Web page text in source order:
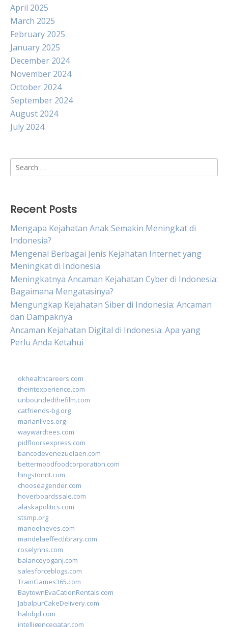
April 2025
March 2025
February 2025
January 2025
December 2024
November 2024
October 2024
September 2024
August 2024
July 2024
Search
for:
Recent Posts
Mengapa Kejahatan Anak Semakin Meningkat di
Indonesia?
Mengenal Berbagai Jenis Kejahatan Internet yang
Meningkat di Indonesia
Meningkatnya Ancaman Kejahatan Cyber di Indonesia:
Bagaimana Mengatasinya?
Mengungkap Kejahatan Siber di Indonesia: Ancaman
dan Dampaknya
Ancaman Kejahatan Digital di Indonesia: Apa yang
Perlu Anda Ketahui
okhealthcareers.com
theintexperience.com
unboundedthefilm.com
catfriends-bg.org
marianlives.org
waywardtees.com
pidfloorsexpress.com
bancodevenezuelaen.com
bettermoodfoodcorporation.com
hingstonnt.com
chooseagender.com
hoverboardssale.com
alaskapolitics.com
stsmp.org
manoelneves.com
mandelaeffectlibrary.com
roselynns.com
balanceyoganj.com
salesforceblogs.com
TrainGames365.com
BaytownEvaCationRentals.com
JabalpurCakeDelivery.com
halobjd.com
intelligenceqatar.com